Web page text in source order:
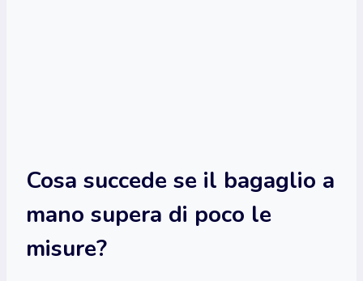
Cosa succede se il bagaglio a
mano supera di poco le
misure?